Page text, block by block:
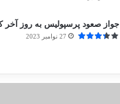
جواز صعود پرسپولیس به روز آخر
27 نوامبر 2023